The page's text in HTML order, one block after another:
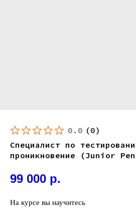
0.0 (0)
Специалист по
проникновение (Junior
99 000 р.
На курсе вы научитесь